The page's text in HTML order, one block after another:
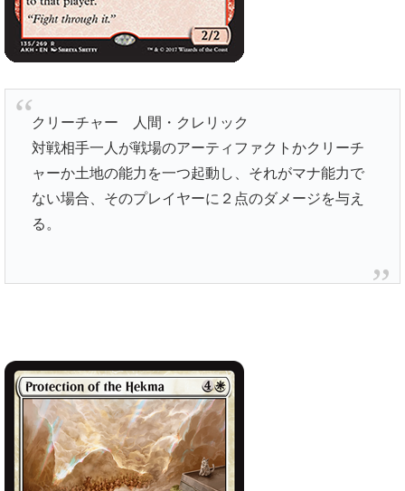
クリーチャー 人間・クレリック
対戦相手一人が戦場のアーティファクトかクリーチ
ャーか土地の能力を一つ起動し、それがマナ能力で
ない場合、そのプレイヤーに２点のダメージを与え
る。